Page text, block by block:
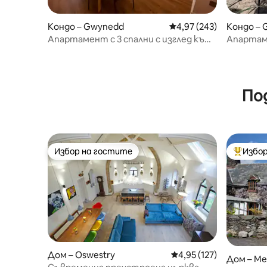
Кондо – Gwynedd Средна оценка: 4,97
4,97 (243)
Апартамент с 3 спални с изглед към
Кондо –
Избор на гостите
Избор на гостите
Дом – Oswestry Средна оценка: 4,95
4,95 (127)
Най-
Дом –